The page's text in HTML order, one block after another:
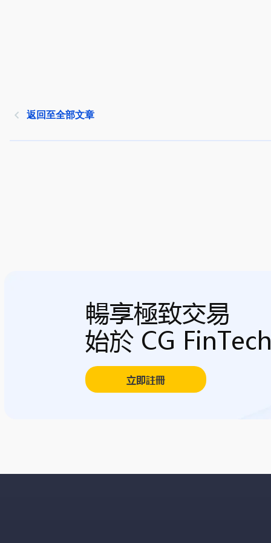
返回至全部文章
暢享極致交易
始於 CG
立即註冊